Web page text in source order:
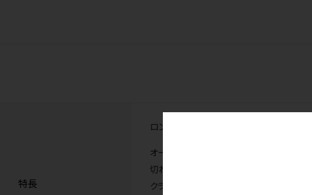
特長
ロングセラーの寒天印象材。
オールラウンドに使えます
切れにくいのでポストにおすすめ
クラウンのマージン部やインレー窩洞の凹